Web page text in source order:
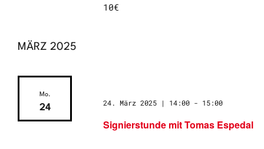
10€
MÄRZ 2025
Mo.
24
Signierstunde mit Tomas Espedal
24. März 2025 | 14:00 - 15:00